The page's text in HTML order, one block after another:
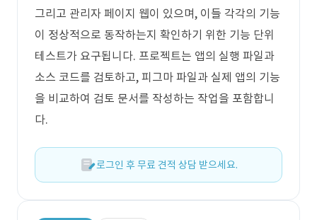
그리고 관리자 페이지 웹이 있으며, 이들 각각의 기능
이 정상적으로 동작하는지 확인하기 위한 기능 단위
테스트가 요구됩니다. 프로젝트는 앱의 실행 파일과
소스 코드를 검토하고, 피그마 파일과 실제 앱의 기능
을 비교하여 검토 문서를 작성하는 작업을 포함합니
다.
로그인 후 무료 견적 상담 받으세요.